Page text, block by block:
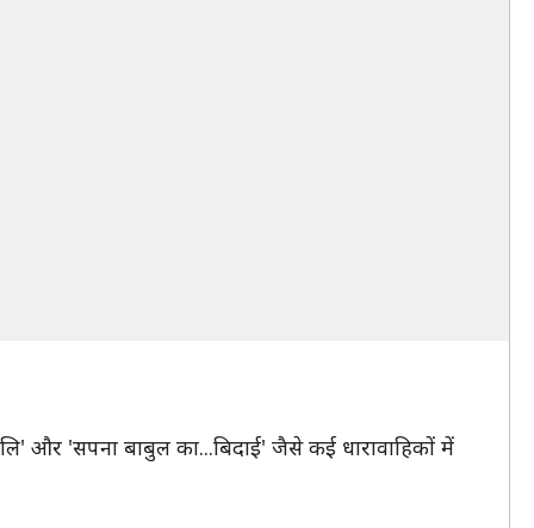
और 'सपना बाबुल का...बिदाई' जैसे कई धारावाहिकों में